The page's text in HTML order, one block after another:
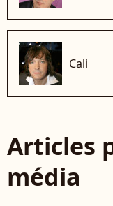
Cali
Articles
média